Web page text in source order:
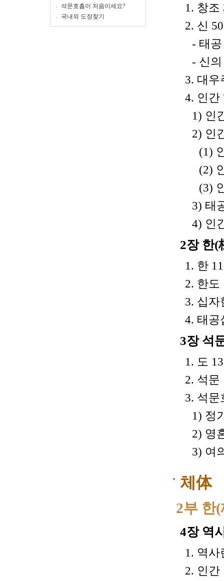
석문호흡이 처음이세요?
국내외 도장찾기
1. 창조
2. 신 50
- 태
- 신
3. 대우
4. 인간
1) 인
2) 인
(1)
(2)
(3)
3) 태
4) 인
2장 한(
1. 한
2. 한도
3. 십자
4. 태공
3장 석
1. 도
2. 석문
3. 석문
1) 정
2) 영
3) 여
체体
2부 한
4장 역
1. 역사
2. 인간